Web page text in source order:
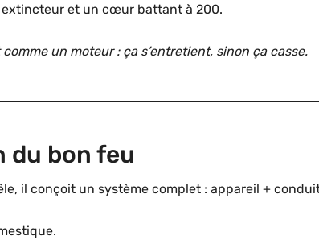
extincteur et un cœur battant à 200.
comme un moteur : ça s’entretient, sinon ça casse.
du bon feu
il conçoit un système complet : appareil +